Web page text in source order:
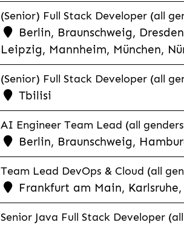
(Senior) Full Stack Developer (all
Berlin, Braunschweig,
Leipzig, Mannheim, München,
(Senior) Full Stack Developer (all
Tbilisi
AI Engineer Team Lead (all
Berlin, Braunschweig,
Team Lead DevOps & Cloud (all
Frankfurt am Main,
Senior Java Full Stack Developer